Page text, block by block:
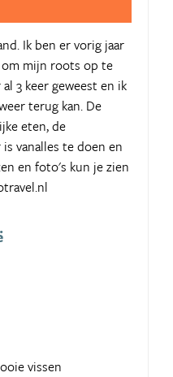
Ik ben er vorig jaar
mijn roots op te
3 keer geweest en ik
terug kan. De
eten, de
vanalles te doen en
en foto's kun je zien
vissen